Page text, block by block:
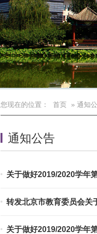
您现在的位置： 首页 » 通知
通知公告
关于做好2019/2020学年
转发北京市教育委员会关
关于做好2019/2020学年